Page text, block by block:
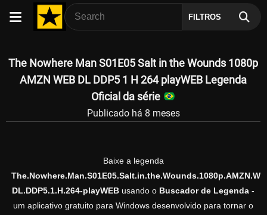
FILTROS
The Nowhere Man S01E05 Salt in the Wounds 1080p
AMZN WEB DL DDP5 1 H 264 playWEB Legenda
Oficial da série
Publicado há 8 meses
Baixe a legenda
DL.DDP5.1.H.264-playWEB usando o Buscador de Legenda -
um aplicativo gratuito para Windows desenvolvido para tornar o